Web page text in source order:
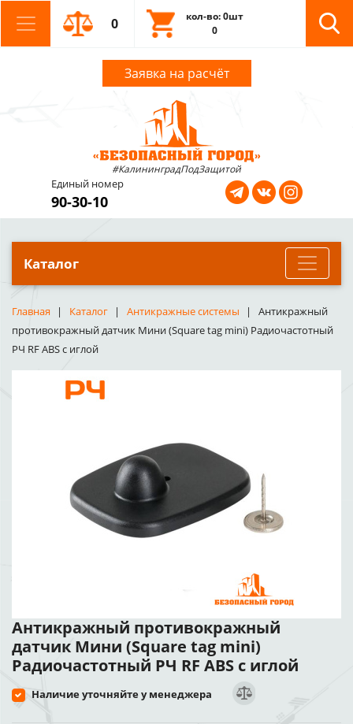
0
кол-во: 0шт
0
Заявка на расчёт
#КалининградПодЗащитой
Единый номер
90-30-10
Каталог
Главная Каталог Антикражные системы
Антикражный
противокражный датчик Мини (Square tag mini) Радиочастотный
РЧ RF ABS с иглой
Антикражный противокражный
датчик Мини (Square tag mini)
Радиочастотный РЧ RF ABS с иглой
Наличие уточняйте у менеджера